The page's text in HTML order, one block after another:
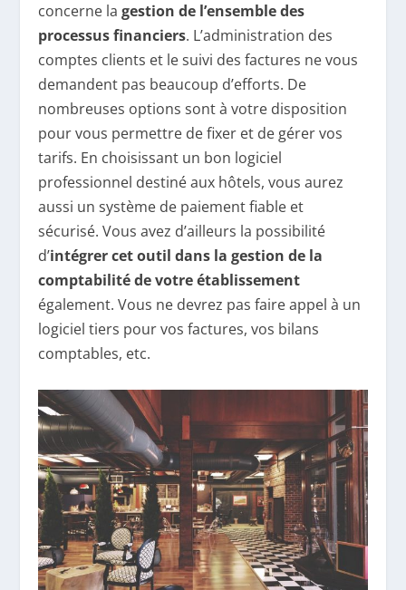
concerne lagestion de l’ensemble des
processus financiers. L’administration des
comptes clients et le suivi des factures ne vous
demandent pas beaucoup d’efforts. De
nombreuses options sont à votre disposition
pour vous permettre de fixer et de gérer vos
tarifs. En choisissant un bon logiciel
professionnel destiné aux hôtels, vous aurez
aussi un système de paiement fiable et
sécurisé. Vous avez d’ailleurs la possibilité
d’intégrer cet outil dans la gestion de la
comptabilité de votre établissement
également. Vous ne devrez pas faire appel à un
logiciel tiers pour vos factures, vos bilans
comptables, etc.